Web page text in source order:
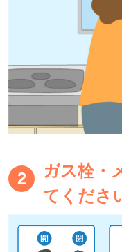
2
ガス栓・
てくださ